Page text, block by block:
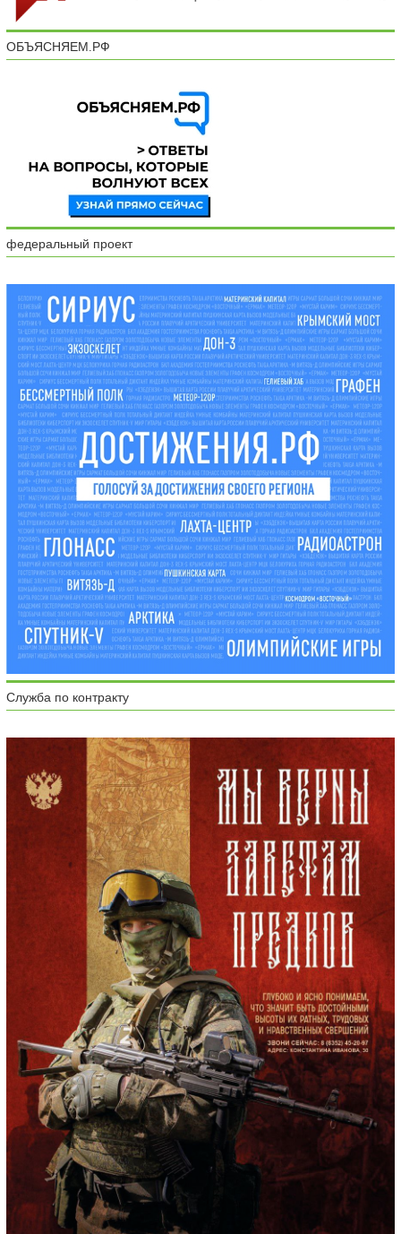
ОБЪЯСНЯЕМ.РФ
федеральный проект
Служба по контракту